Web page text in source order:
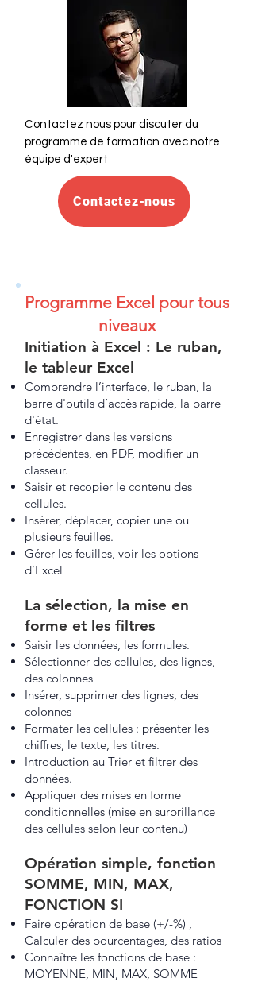
Contactez nous pour discuter du
programme de formation avec notre
équipe d'expert
Contactez-nous
Programme Excel pour tous
niveaux
Initiation à Excel : Le ruban,
le tableur Excel
Comprendre l’interface, le ruban, la
barre d'outils d’accès rapide, la barre
d'état.
Enregistrer dans les versions
précédentes, en PDF, modifier un
classeur.
Saisir et recopier le contenu des
cellules.
Insérer, déplacer, copier une ou
plusieurs feuilles.
Gérer les feuilles, voir les options
d’Excel
La sélection, la mise en
forme et les filtres
Saisir les données, les formules.
Sélectionner des cellules, des lignes,
des colonnes
Insérer, supprimer des lignes, des
colonnes
Formater les cellules : présenter les
chiffres, le texte, les titres.
Introduction au Trier et filtrer des
données.
Appliquer des mises en forme
conditionnelles (mise en surbrillance
des cellules selon leur contenu)
Opération simple, fonction
SOMME, MIN, MAX,
FONCTION SI
Faire opération de base (+/-%) ,
Calculer des pourcentages, des ratios
Connaître les fonctions de base :
MOYENNE, MIN, MAX, SOMME